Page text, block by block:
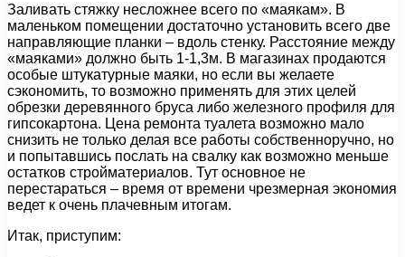
Заливать стяжку несложнее всего по «маякам». В
маленьком помещении достаточно установить всего две
направляющие планки – вдоль стенку. Расстояние между
«маяками» должно быть 1-1,3м. В магазинах продаются
особые штукатурные маяки, но если вы желаете
сэкономить, то возможно применять для этих целей
обрезки деревянного бруса либо железного профиля для
гипсокартона. Цена ремонта туалета возможно мало
снизить не только делая все работы собственноручно, но
и попытавшись послать на свалку как возможно меньше
остатков стройматериалов. Тут основное не
перестараться – время от времени чрезмерная экономия
ведет к очень плачевным итогам.
Итак, приступим: